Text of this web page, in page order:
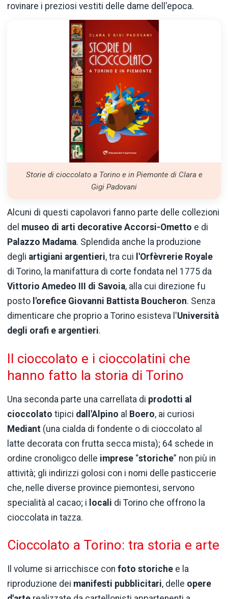
rovinare i preziosi vestiti delle dame dell'epoca.
Storie di cioccolato a Torino e in Piemonte di Clara e
Gigi Padovani
Alcuni di questi capolavori fanno parte delle collezioni
del museo di arti decorative Accorsi-Ometto e di
Palazzo Madama. Splendida anche la produzione
degli artigiani argentieri, tra cui l'Orfèvrerie Royale
di Torino, la manifattura di corte fondata nel 1775 da
Vittorio Amedeo III di Savoia, alla cui direzione fu
posto l'orefice Giovanni Battista Boucheron. Senza
dimenticare che proprio a Torino esisteva l'Università
degli orafi e argentieri.
Il cioccolato e i cioccolatini che
hanno fatto la storia di Torino
Una seconda parte una carrellata di prodotti al
cioccolato tipici dall'Alpino al Boero, ai curiosi
Mediant (una cialda di fondente o di cioccolato al
latte decorata con frutta secca mista); 64 schede in
ordine cronoligco delle imprese “storiche” non più in
attività; gli indirizzi golosi con i nomi delle pasticcerie
che, nelle diverse province piemontesi, servono
specialità al cacao; i locali di Torino che offrono la
cioccolata in tazza.
Cioccolato a Torino: tra storia e arte
Il volume si arricchisce con foto storiche e la
riproduzione dei manifesti pubblicitari, delle opere